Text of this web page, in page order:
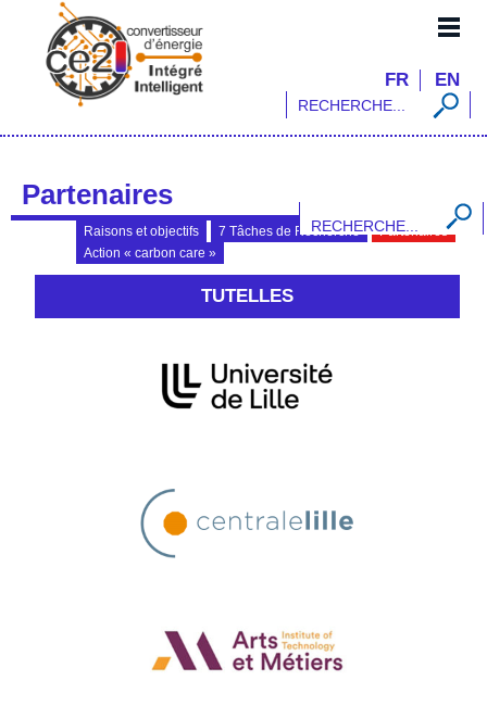
FR EN
Partenaires
Raisons et objectifs 7 Tâches de Recherche
Partenaires
Action « carbon care »
TUTELLES